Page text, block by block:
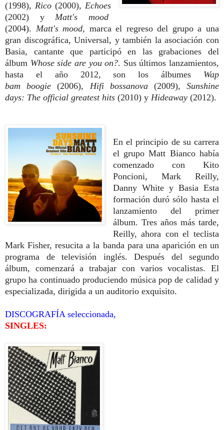
(1998),Rico(2000),Echoes
(2002) yMatt's mood
(2004). Matt's mood, marca el regreso del grupo a una
gran discográfica, Universal, y también la asociación con
Basia, cantante que participó en las grabaciones del
álbum Whose side are you on?. Sus últimos lanzamientos,
hasta el año 2012, son los álbumes Wap
bam boogie (2006), Hifi bossanova (2009), Sunshine
days: The official greatest hits (2010) y Hideaway (2012).
En el principio de su carrera
el grupo Matt Bianco había
comenzado con Kito
Poncioni, Mark Reilly,
Danny White y Basia Esta
formación duró sólo hasta el
lanzamiento del primer
álbum. Tres años más tarde,
Reilly, ahora con el teclista
Mark Fisher, resucita a la banda para una aparición en un
programa de televisión inglés. Después del segundo
álbum, comenzará a trabajar con varios vocalistas. El
grupo ha continuado produciendo música pop de calidad y
especializada, dirigida a un auditorio exquisito.
DISCOGRAFÍA seleccionada,
SINGLES: